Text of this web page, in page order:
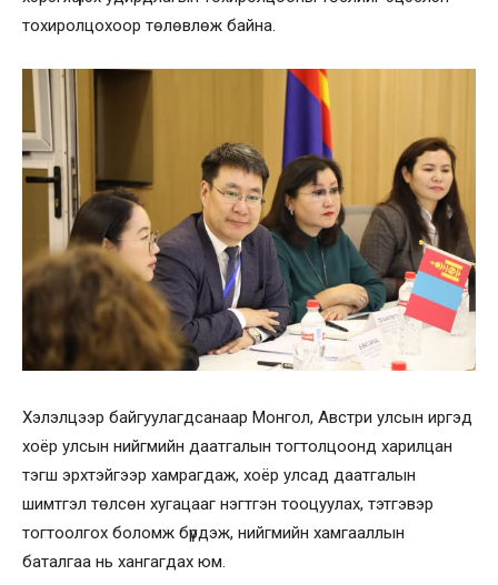
тохиролцохоор төлөвлөж байна.
Хэлэлцээр байгуулагдсанаар Монгол, Австри улсын иргэд
хоёр улсын нийгмийн даатгалын тогтолцоонд харилцан
тэгш эрхтэйгээр хамрагдаж, хоёр улсад даатгалын
шимтгэл төлсөн хугацааг нэгтгэн тооцуулах, тэтгэвэр
тогтоолгох боломж бүрдэж, нийгмийн хамгааллын
баталгаа нь хангагдах юм.